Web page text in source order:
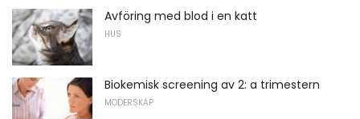
Avföring med blod i en katt
HUS
Biokemisk screening av 2: a trimestern
MODERSKAP